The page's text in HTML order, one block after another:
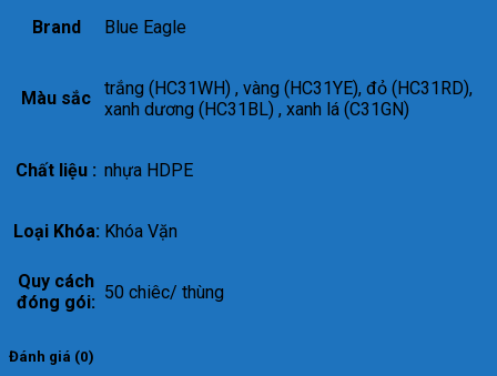
Brand Blue Eagle
Màu sắc
trắng (HC31WH) , vàng (HC31YE), đỏ (HC31RD),
xanh dương (HC31BL) , xanh lá (C31GN)
Chất liệu : nhựa HDPE
Loại Khóa: Khóa Vặn
Quy cách
đóng gói: 50 chiêc/ thùng
Đánh giá (0)